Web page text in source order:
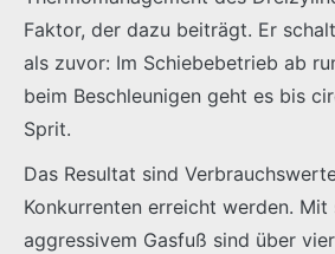
Faktor, der dazu beiträgt. Er
als zuvor: Im Schiebebetrieb ab
beim Beschleunigen geht es bis
Sprit.
Das Resultat sind
Konkurrenten erreicht werden. Mit
aggressivem Gasfuß sind über